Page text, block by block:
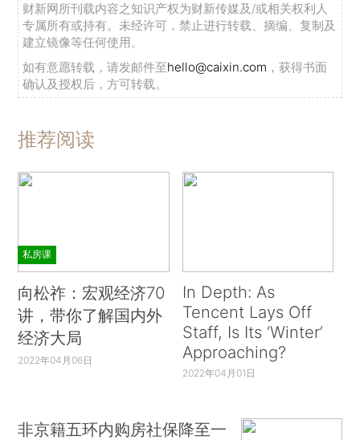
财新网所刊载内容之知识产权为财新传媒及/或相关权利人
专属所有或持有。未经许可，禁止进行转载、摘编、复制及
建立镜像等任何使用。
如有意愿转载，请发邮件至hello@caixin.com ，获得书面
确认及授权后，方可转载。
推荐阅读
私房课
向松祚：宏观经济70
讲，带你了解国内外
经济大局
2022年04月06日
In Depth: As
Tencent Lays Off
Staff, Is Its ‘Winter’
Approaching?
2022年04月01日
非京籍五环内购房社保降至一